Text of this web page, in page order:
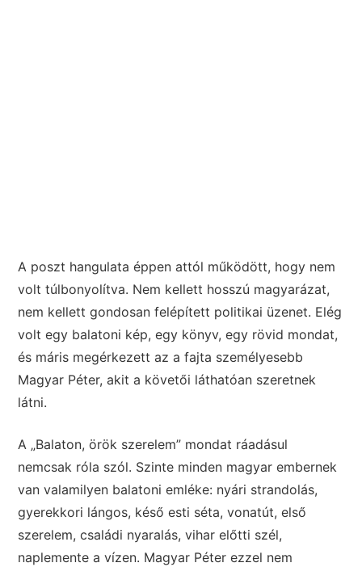
A poszt hangulata éppen attól működött, hogy nem
volt túlbonyolítva. Nem kellett hosszú magyarázat,
nem kellett gondosan felépített politikai üzenet. Elég
volt egy balatoni kép, egy könyv, egy rövid mondat,
és máris megérkezett az a fajta személyesebb
Magyar Péter, akit a követői láthatóan szeretnek
látni.
A „Balaton, örök szerelem” mondat ráadásul
nemcsak róla szól. Szinte minden magyar embernek
van valamilyen balatoni emléke: nyári strandolás,
gyerekkori lángos, késő esti séta, vonatút, első
szerelem, családi nyaralás, vihar előtti szél,
naplemente a vízen. Magyar Péter ezzel nem